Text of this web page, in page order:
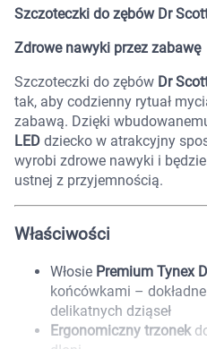
Szczoteczki do zębów Dr
Zdrowe nawyki przez zabawę
Szczoteczki do zębów Dr
tak, aby codzienny rytuał
zabawą. Dzięki
LED dziecko w atrakcyjny
wyrobi zdrowe nawyki i
ustnej z przyjemnością.
Właściwości
Włosie Premium Tynex
końcówkami –
delikatnych dziąseł
Ergonomiczny trzonek